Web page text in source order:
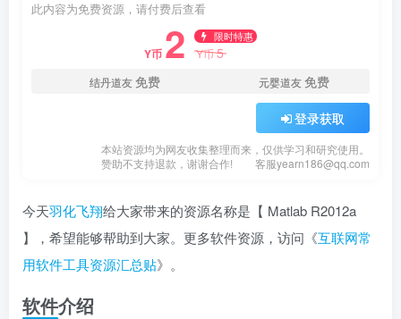
此内容为免费资源，请付费后查看
Y币 2 限时特惠
Y币5
结丹道友免费 元婴道友免费
登录获取
本站资源均为网友收集整理而来，仅供学习和研究使用。
赞助不支持退款，谢谢合作!
客服yearn186@qq.com
今天羽化飞翔给大家带来的资源名称是【 Matlab R2012a
】，希望能够帮助到大家。更多软件资源，访问《互联网常
用软件工具资源汇总贴》。
软件介绍